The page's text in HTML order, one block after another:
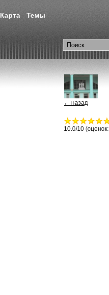
Карта Темы
← назад
10.0/10 (оценок: